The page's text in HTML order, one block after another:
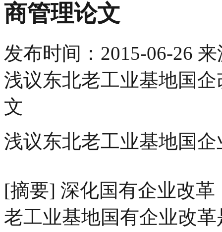
商管理论文
发布时间： 2015-06-26 来
浅议东北老工业基地国
文
浅议东北老工业基地国
[摘要] 深化国有企业改
老工业基地国有企业改